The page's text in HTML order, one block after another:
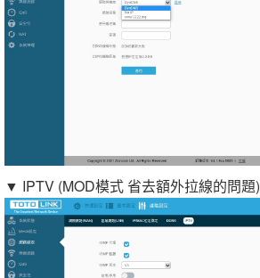
▼ IPTV (MOD模式 省去額外拉線的問題)